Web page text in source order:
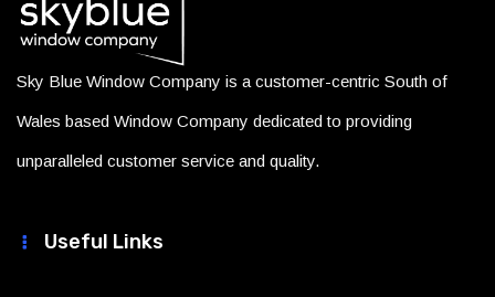
Sky Blue Window Company is a customer-centric South of
Wales based Window Company dedicated to providing
unparalleled customer service and quality.
Useful Links